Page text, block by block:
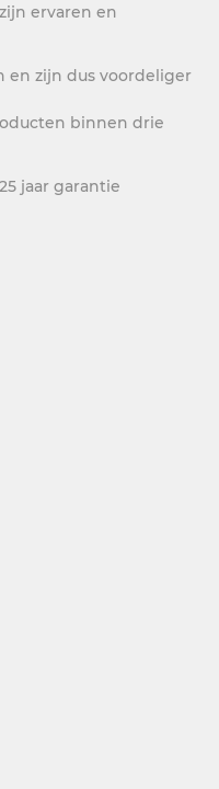
ervaren en
en zijn dus voordeliger
binnen drie
jaar garantie